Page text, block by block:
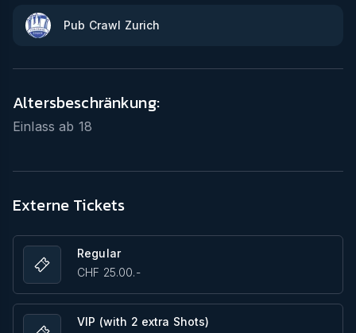
Pub Crawl Zurich
Altersbeschränkung:
Einlass ab 18
Externe Tickets
Regular
CHF 25.00.-
VIP (with 2 extra Shots)